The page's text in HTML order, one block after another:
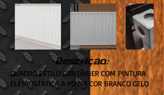
Descrição:
QUADRO ESTILO CONTÂINER COM PINTURA
ELÉTROSTÁTICA A PÓ NA COR BRANCO GELO